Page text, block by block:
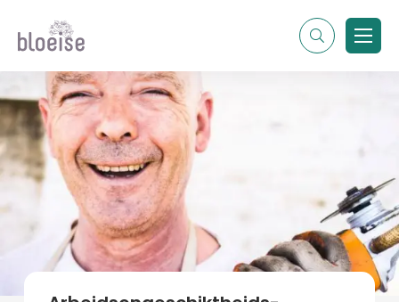
Contentmarketing
Online marketing
Branches
Marketing
Alle soorten artikelen
Alle topics